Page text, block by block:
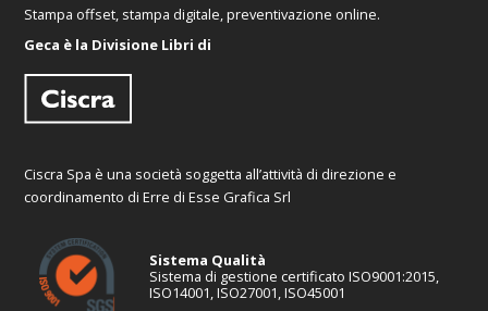
Stampa offset, stampa digitale, preventivazione online.
Geca è la Divisione Libri di
Ciscra Spa è una società soggetta all’attività di direzione e
coordinamento di Erre di Esse Grafica Srl
Sistema Qualità
Sistema di gestione certificato ISO9001:2015,
ISO14001, ISO27001, ISO45001